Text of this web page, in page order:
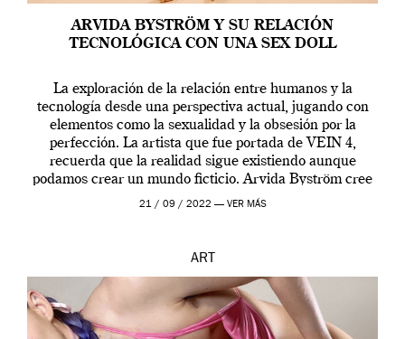
ARVIDA BYSTRÖM Y SU RELACIÓN
TECNOLÓGICA CON UNA SEX DOLL
La exploración de la relación entre humanos y la
tecnología desde una perspectiva actual, jugando con
elementos como la sexualidad y la obsesión por la
perfección. La artista que fue portada de VEIN 4,
recuerda que la realidad sigue existiendo aunque
podamos crear un mundo ficticio. Arvida Byström cree
que los humanos tienen un complejo […]
21 / 09 / 2022 — VER MÁS
ART